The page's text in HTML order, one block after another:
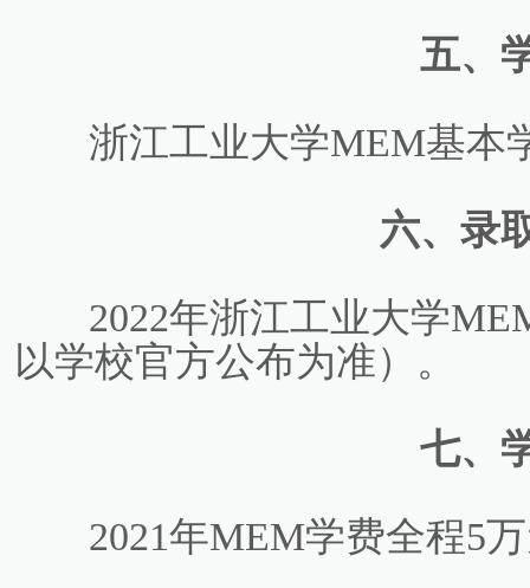
五、
浙江工业大学MEM基本
六、录
2022年浙江工业大学
以学校官方公布为准）。
七、
2021年MEM学费全程5